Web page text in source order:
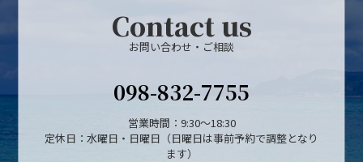
Contact us
お問い合わせ・ご相談
098-832-7755
営業時間：9:30～18:30
定休日：水曜日・日曜日（日曜日は事前予約で調整となり
ます）